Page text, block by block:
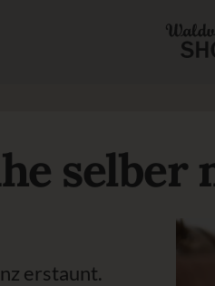
selber
erstaunt.